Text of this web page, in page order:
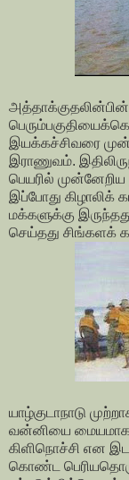
இயக்கச்சிவரை
இராணுவம்.
பெயரில் முன்னேறிய
இப்போது கிழாலிக்
மக்களுக்கு
செய்தது சிங்களக்
யாழ்குடாநாடு
வன்னியை மையமாக
கிளிநொச்சி என
கொண்ட